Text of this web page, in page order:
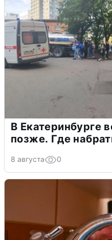
В Екатеринбурге
позже. Где
8 августа 0